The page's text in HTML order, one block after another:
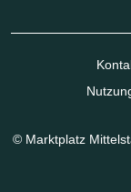
© Marktplatz